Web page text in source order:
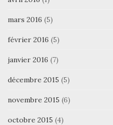
mars 2016 (5)
février 2016 (5)
janvier 2016 (7)
décembre 2015 (5)
novembre 2015 (6)
octobre 2015 (4)